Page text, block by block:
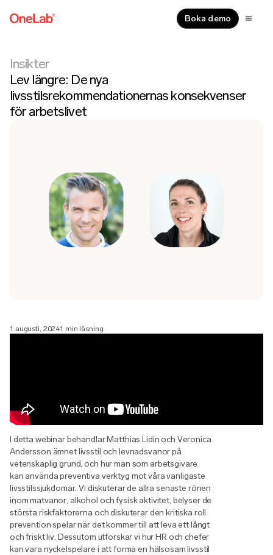
Boka demo
Insikter
Lev längre: De nya
livsstilsrekommendationernas konsekvenser
för arbetslivet
1 augusti, 20241 min läsning
I detta webinar behandlar Matthias Lidin och Veronica
Andersson ämnet livsstil och levnadsvanor på
vetenskaplig grund, och hur man som arbetsgivare
kan använda preventiva verktyg mot våra vanligaste
livsstilssjukdomar. Vi diskuterar de allra senaste rönen
inom matvanor, alkohol och fysisk aktivitet, belyser de
största riskfaktorerna och diskuterar den kritiska roll
prevention spelar när det kommer till att leva ett långt
och friskt liv. Dessutom utforskar vi hur HR och chefer
kan vara nyckelspelare i att forma en hälsosam livsstil